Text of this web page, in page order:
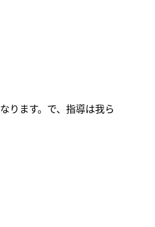
ります。で、指導は我ら